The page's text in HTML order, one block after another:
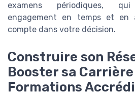
examens périodiques,
engagement en temps et en
compte dans votre décision.
Construire son
Booster sa
Formations